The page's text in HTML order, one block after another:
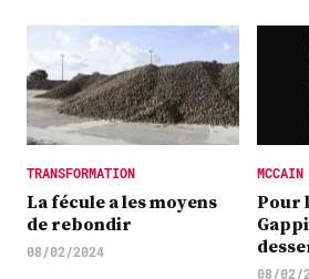
TRANSFORMATION
La fécule a les moyens
de rebondir
08/02/2024
MCCAIN
Pour
08/02/